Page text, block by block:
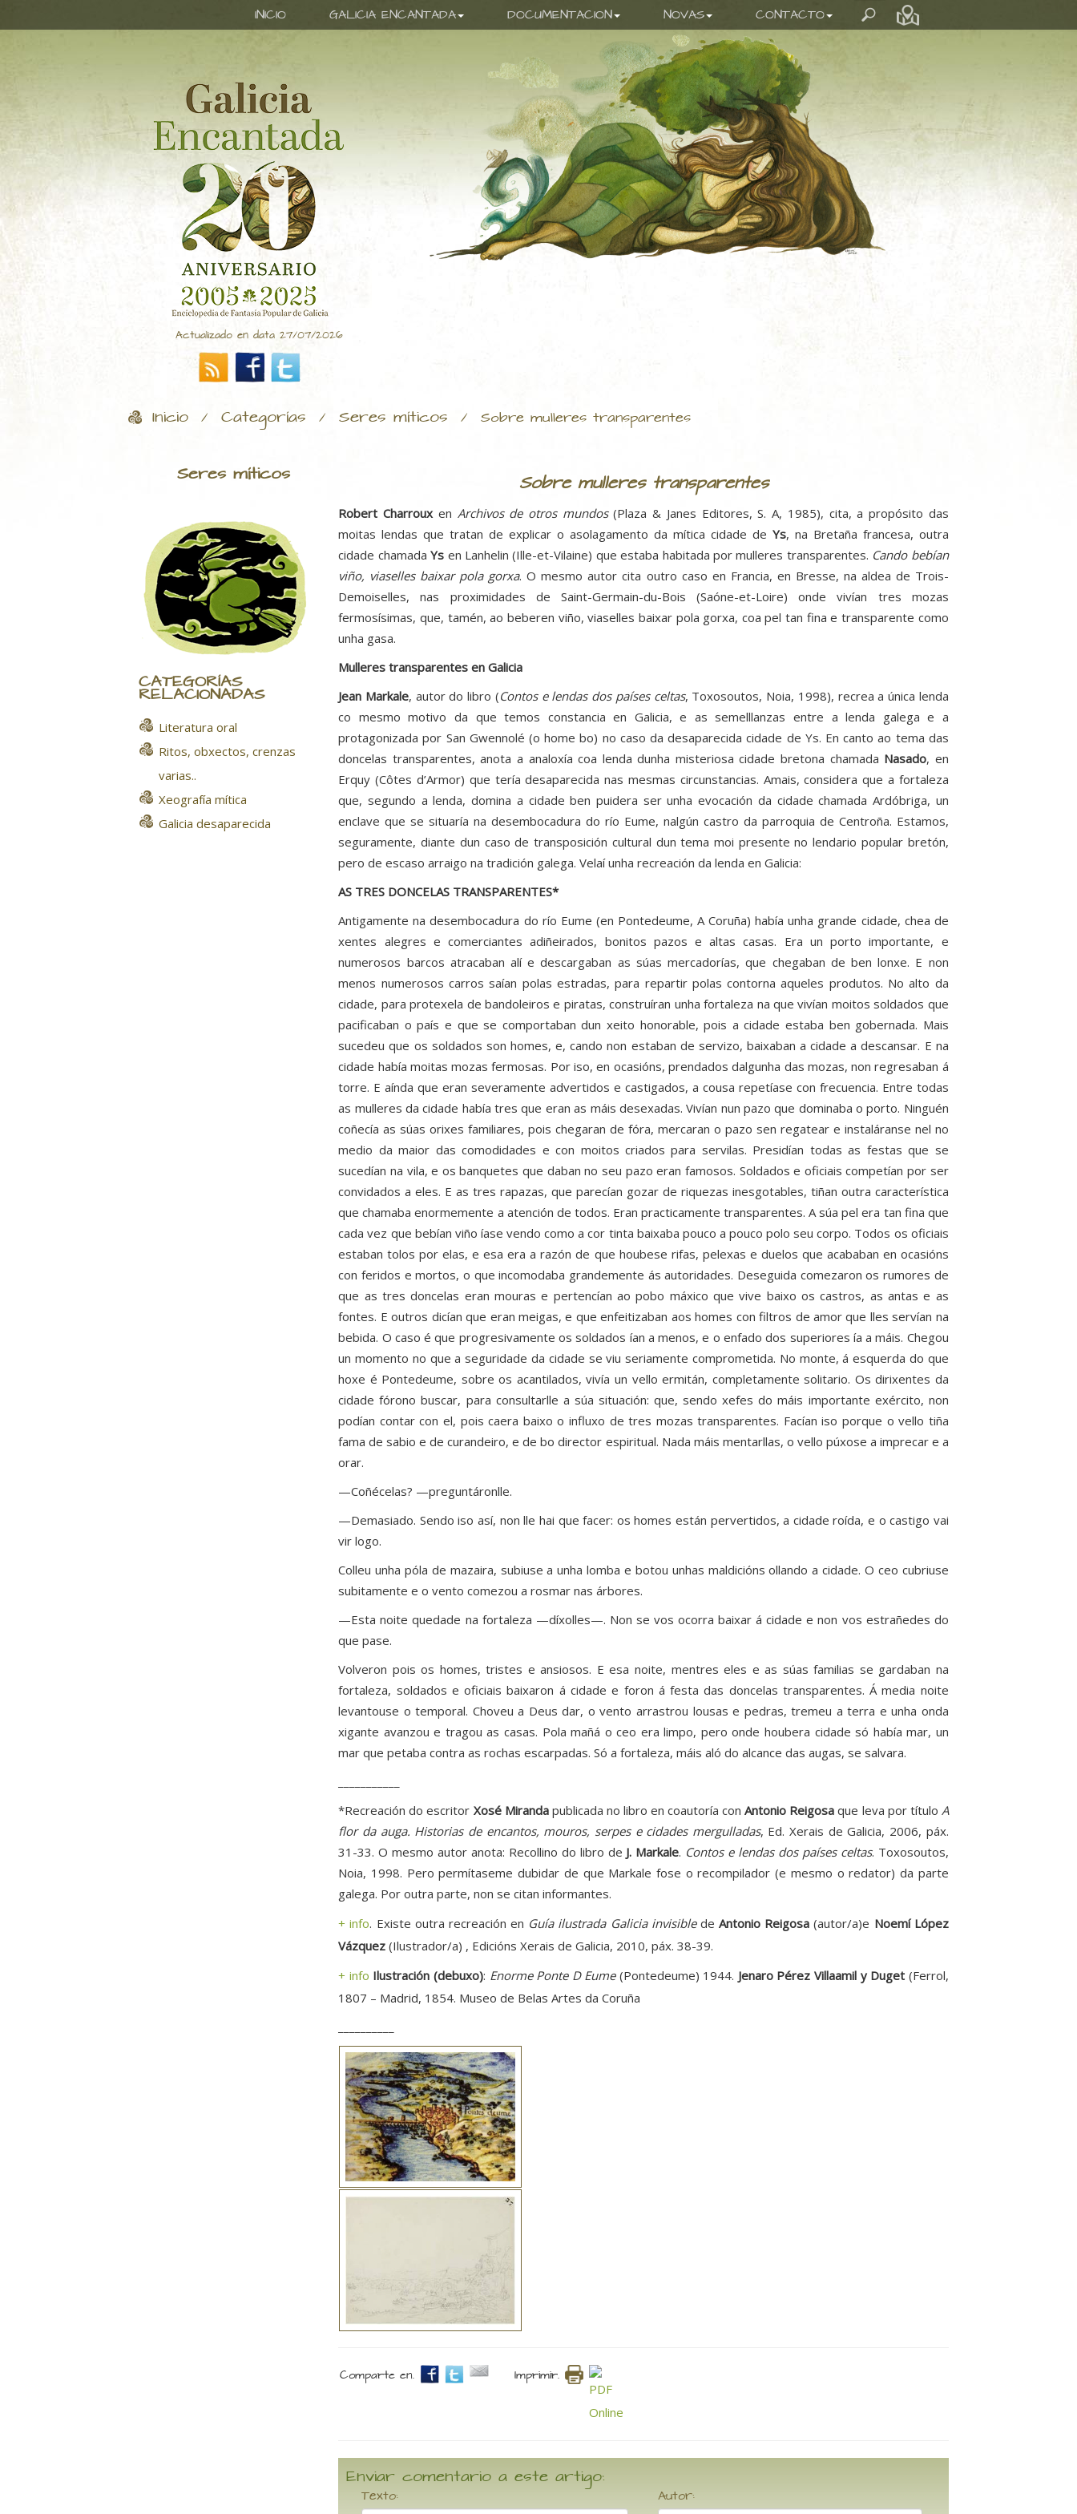
INICIO GALICIA ENCANTADA DOCUMENTACION NOVAS CONTACTO
Actualizado en data 27/07/2026
Inicio / Categorías / Seres míticos / Sobre mulleres transparentes
Seres míticos
CATEGORÍAS
RELACIONADAS
Literatura oral
Ritos, obxectos, crenzas
varias..
Xeografía mítica
Galicia desaparecida
Sobre mulleres transparentes
Robert Charrouxen Archivos de otros mundos(Plaza & Janes Editores, S. A, 1985), cita, a propósito das
moitas lendas que tratan de explicar o asolagamento da mítica cidade de Ys, na Bretaña francesa, outra
cidade chamadaYs en Lanhelin (Ille-et-Vilaine) que estaba habitada por mulleres transparentes. Cando bebían
viño, viaselles baixar pola gorxa. O mesmo autor cita outro caso en Francia, en Bresse, na aldea de Trois-
Demoiselles, nas proximidades de Saint-Germain-du-Bois (Saóne-et-Loire) onde vivían tres mozas
fermosísimas, que, tamén, ao beberen viño, viaselles baixar pola gorxa, coa pel tan fina e transparente como
unha gasa.
Mulleres transparentes en Galicia
Jean Markale, autor do libro (Contos e lendas dos países celtas, Toxosoutos, Noia, 1998), recrea a única lenda
co mesmo motivo da que temos constancia en Galicia, e as semelllanzas entre a lenda galega e a
protagonizada por San Gwennolé (o home bo) no caso da desaparecida cidade de Ys. En canto ao tema das
doncelas transparentes, anota a analoxía coa lenda dunha misteriosa cidade bretona chamada Nasado, en
Erquy (Côtes d’Armor) que tería desaparecida nas mesmas circunstancias. Amais, considera que a fortaleza
que, segundo a lenda, domina a cidade ben puidera ser unha evocación da cidade chamada Ardóbriga, un
enclave que se situaría na desembocadura do río Eume, nalgún castro da parroquia de Centroña. Estamos,
seguramente, diante dun caso de transposición cultural dun tema moi presente no lendario popular bretón,
pero de escaso arraigo na tradición galega. Velaí unha recreación da lenda en Galicia:
AS TRES DONCELAS TRANSPARENTES*
Antigamente na desembocadura do río Eume (en Pontedeume, A Coruña) había unha grande cidade, chea de
xentes alegres e comerciantes adiñeirados, bonitos pazos e altas casas. Era un porto importante, e
numerosos barcos atracaban alí e descargaban as súas mercadorías, que chegaban de ben lonxe. E non
menos numerosos carros saían polas estradas, para repartir polas contorna aqueles produtos. No alto da
cidade, para protexela de bandoleiros e piratas, construíran unha fortaleza na que vivían moitos soldados que
pacificaban o país e que se comportaban dun xeito honorable, pois a cidade estaba ben gobernada. Mais
sucedeu que os soldados son homes, e, cando non estaban de servizo, baixaban a cidade a descansar. E na
cidade había moitas mozas fermosas. Por iso, en ocasións, prendados dalgunha das mozas, non regresaban á
torre. E aínda que eran severamente advertidos e castigados, a cousa repetíase con frecuencia. Entre todas
as mulleres da cidade había tres que eran as máis desexadas. Vivían nun pazo que dominaba o porto. Ninguén
coñecía as súas orixes familiares, pois chegaran de fóra, mercaran o pazo sen regatear e instaláranse nel no
medio da maior das comodidades e con moitos criados para servilas. Presidían todas as festas que se
sucedían na vila, e os banquetes que daban no seu pazo eran famosos. Soldados e oficiais competían por ser
convidados a eles. E as tres rapazas, que parecían gozar de riquezas inesgotables, tiñan outra característica
que chamaba enormemente a atención de todos. Eran practicamente transparentes. A súa pel era tan fina que
cada vez que bebían viño íase vendo como a cor tinta baixaba pouco a pouco polo seu corpo. Todos os oficiais
estaban tolos por elas, e esa era a razón de que houbese rifas, pelexas e duelos que acababan en ocasións
con feridos e mortos, o que incomodaba grandemente ás autoridades. Deseguida comezaron os rumores de
que as tres doncelas eran mouras e pertencían ao pobo máxico que vive baixo os castros, as antas e as
fontes. E outros dicían que eran meigas, e que enfeitizaban aos homes con filtros de amor que lles servían na
bebida. O caso é que progresivamente os soldados ían a menos, e o enfado dos superiores ía a máis. Chegou
un momento no que a seguridade da cidade se viu seriamente comprometida. No monte, á esquerda do que
hoxe é Pontedeume, sobre os acantilados, vivía un vello ermitán, completamente solitario. Os dirixentes da
cidade fórono buscar, para consultarlle a súa situación: que, sendo xefes do máis importante exército, non
podían contar con el, pois caera baixo o influxo de tres mozas transparentes. Facían iso porque o vello tiña
fama de sabio e de curandeiro, e de bo director espiritual. Nada máis mentarllas, o vello púxose a imprecar e a
orar.
—Coñécelas? —preguntáronlle.
—Demasiado. Sendo iso así, non lle hai que facer: os homes están pervertidos, a cidade roída, e o castigo vai
vir logo.
Colleu unha póla de mazaira, subiuse a unha lomba e botou unhas maldicións ollando a cidade. O ceo cubriuse
subitamente e o vento comezou a rosmar nas árbores.
—Esta noite quedade na fortaleza —díxolles—. Non se vos ocorra baixar á cidade e non vos estrañedes do
que pase.
Volveron pois os homes, tristes e ansiosos. E esa noite, mentres eles e as súas familias se gardaban na
fortaleza, soldados e oficiais baixaron á cidade e foron á festa das doncelas transparentes. Á media noite
levantouse o temporal. Choveu a Deus dar, o vento arrastrou lousas e pedras, tremeu a terra e unha onda
xigante avanzou e tragou as casas. Pola mañá o ceo era limpo, pero onde houbera cidade só había mar, un
mar que petaba contra as rochas escarpadas. Só a fortaleza, máis aló do alcance das augas, se salvara.
*Recreación do escritor Xosé Mirandapublicada no libro en coautoría conAntonio Reigosa que leva por título A
flor da auga. Historias de encantos, mouros, serpes e cidades mergulladas, Ed. Xerais de Galicia, 2006, páx.
31-33. O mesmo autor anota: Recollino do libro de J. Markale. Contos e lendas dos países celtas. Toxosoutos,
Noia, 1998. Pero permítaseme dubidar de que Markale fose o recompilador (e mesmo o redator) da parte
galega. Por outra parte, non se citan informantes.
+ info. Existe outra recreación en Guía ilustrada Galicia invisibledeAntonio Reigosa (autor/a)e Noemí López
Vázquez (Ilustrador/a) , Edicións Xerais de Galicia, 2010, páx. 38-39.
+ info Ilustración (debuxo): Enorme Ponte D Eume(Pontedeume) 1944. Jenaro Pérez Villaamil y Duget (Ferrol,
1807 – Madrid, 1854. Museo de Belas Artes da Coruña
Comparte en. Imprimir.
Enviar comentario a este artigo:
Texto: Autor: